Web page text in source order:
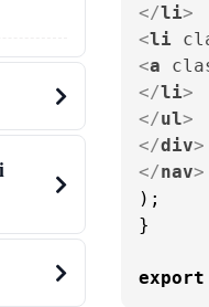
</li>
<li
<a
</li>
</ul>
</div>
</nav>
);
}
export